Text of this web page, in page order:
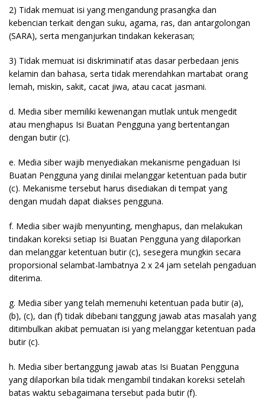
2) Tidak memuat isi yang mengandung prasangka dan
kebencian terkait dengan suku, agama, ras, dan antargolongan
(SARA), serta menganjurkan tindakan kekerasan;
3) Tidak memuat isi diskriminatif atas dasar perbedaan jenis
kelamin dan bahasa, serta tidak merendahkan martabat orang
lemah, miskin, sakit, cacat jiwa, atau cacat jasmani.
d. Media siber memiliki kewenangan mutlak untuk mengedit
atau menghapus Isi Buatan Pengguna yang bertentangan
dengan butir (c).
e. Media siber wajib menyediakan mekanisme pengaduan Isi
Buatan Pengguna yang dinilai melanggar ketentuan pada butir
(c). Mekanisme tersebut harus disediakan di tempat yang
dengan mudah dapat diakses pengguna.
f. Media siber wajib menyunting, menghapus, dan melakukan
tindakan koreksi setiap Isi Buatan Pengguna yang dilaporkan
dan melanggar ketentuan butir (c), sesegera mungkin secara
proporsional selambat-lambatnya 2 x 24 jam setelah pengaduan
diterima.
g. Media siber yang telah memenuhi ketentuan pada butir (a),
(b), (c), dan (f) tidak dibebani tanggung jawab atas masalah yang
ditimbulkan akibat pemuatan isi yang melanggar ketentuan pada
butir (c).
h. Media siber bertanggung jawab atas Isi Buatan Pengguna
yang dilaporkan bila tidak mengambil tindakan koreksi setelah
batas waktu sebagaimana tersebut pada butir (f).